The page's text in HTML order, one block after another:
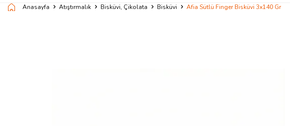
Anasayfa Atıştırmalık Bisküvi, Çikolata Bisküvi Afia Sütlü Finger Bisküvi 3x140 Gr